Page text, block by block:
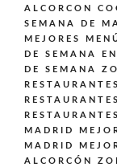
ALCORCON
SEMANA DE
MEJORES
DE SEMANA
DE SEMANA
MADRID
MADRID
ALCORCÓN